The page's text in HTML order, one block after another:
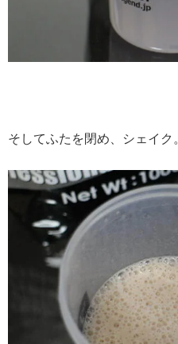
そしてふたを閉め、シェイク。